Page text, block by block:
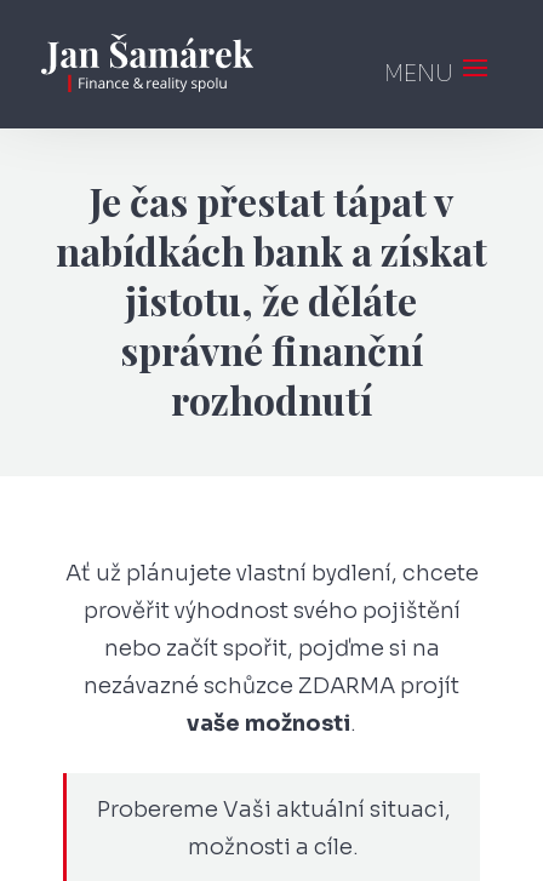
Je čas přestat tápat v
nabídkách bank a získat
jistotu, že děláte
správné finanční
rozhodnutí
Ať už plánujete vlastní bydlení, chcete
prověřit výhodnost svého pojištění
nebo začít spořit, pojďme si na
nezávazné schůzce ZDARMA projít
vaše možnosti.
Probereme Vaši aktuální situaci,
možnosti a cíle.